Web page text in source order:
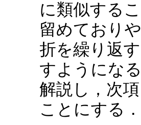
に類似する
留めており
折を繰り返
すようにな
解説し，次
ことにする．